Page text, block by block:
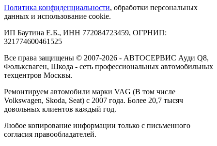
Политика конфиденциальности, обработки персональных
данных и использование cookie.
ИП Баутина Е.Б., ИНН 772084723459, ОГРНИП:
321774600461525
Все права защищены © 2007-2026 - АВТОСЕРВИС Ауди Q8,
Фольксваген, Шкода - сеть профессиональных автомобильных
техцентров Москвы.
Ремонтируем автомобили марки VAG (В том числе
Volkswagen, Skoda, Seat) с 2007 года. Более 20,7 тысяч
довольных клиентов каждый год.
Любое копирование информации только с письменного
согласия правообладателей.